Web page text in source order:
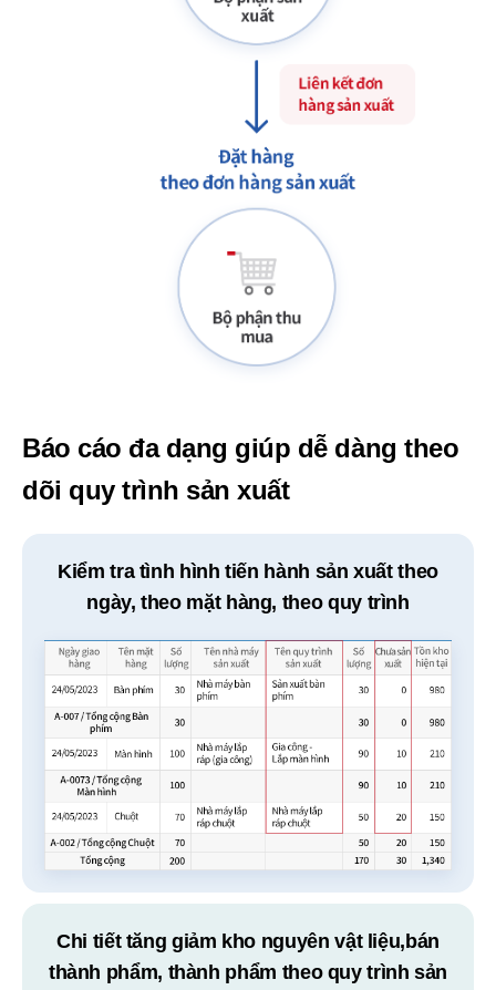
Báo cáo đa dạng giúp dễ dàng theo
dõi quy trình sản xuất
Kiểm tra tình hình tiến hành sản xuất theo
ngày, theomặt hàng, theo quy trình
Chi tiết tăng giảm kho nguyên vật liệu,bán
thành phẩm, thành phẩm theo quy trình sản